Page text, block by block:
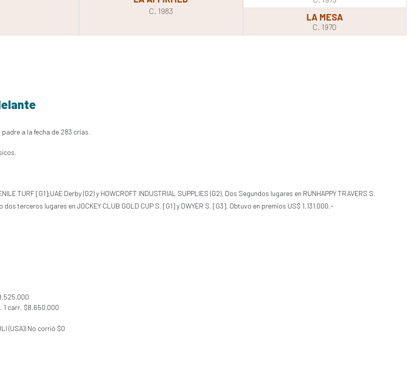
C. 1983
LA MESA
C. 1970
padre a la fecha de 283 crías.
TURF [G1];UAE Derby (G2) y HOWCROFT INDUSTRIAL SUPPLIES (G2), Dos Segundos lugares en RUNHAPPY TRAVERS S.
terceros lugares en JOCKEY CLUB GOLD CUP S. [G1] y DWYER S. [G3]. Obtuvo en premios US$ 1.131.000.-
1 carr. $8.650.000
(USA)) No corrió $0